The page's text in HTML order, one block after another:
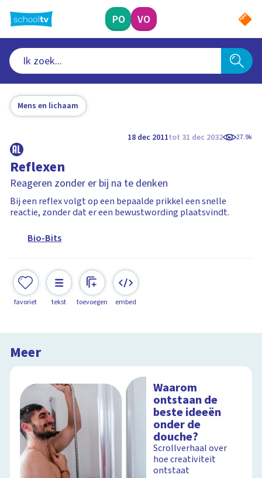
naar
hoofdinhoud
PO VO
Mens en lichaam
18 dec 2011tot 31 dec 2032 27.9k
Reflexen
Reageren zonder er bij na te denken
Bij een reflex volgt op een bepaalde prikkel een snelle
reactie, zonder dat er een bewustwording plaatsvindt.
Bio-Bits
favoriet tekst toevoegen embed
Meer
Waarom
ontstaan de
beste ideeën
onder de
douche?
Scrollverhaal over
hoe creativiteit
ontstaat